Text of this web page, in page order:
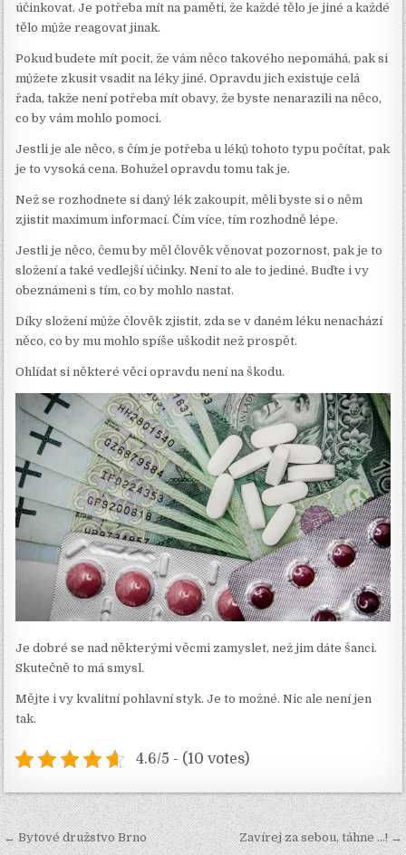
účinkovat. Je potřeba mít na paměti, že každé tělo je jiné a každé
tělo může reagovat jinak.
Pokud budete mít pocit, že vám něco takového nepomáhá, pak si
můžete zkusit vsadit na léky jiné. Opravdu jich existuje celá
řada, takže není potřeba mít obavy, že byste nenarazili na něco,
co by vám mohlo pomoci.
Jestli je ale něco, s čím je potřeba u léků tohoto typu počítat, pak
je to vysoká cena. Bohužel opravdu tomu tak je.
Než se rozhodnete si daný lék zakoupit, měli byste si o něm
zjistit maximum informací. Čím více, tím rozhodně lépe.
Jestli je něco, čemu by měl člověk věnovat pozornost, pak je to
složení a také vedlejší účinky. Není to ale to jediné. Buďte i vy
obeznámeni s tím, co by mohlo nastat.
Díky složení může člověk zjistit, zda se v daném léku nenachází
něco, co by mu mohlo spíše uškodit než prospět.
Ohlídat si některé věci opravdu není na škodu.
Je dobré se nad některými věcmi zamyslet, než jim dáte šanci.
Skutečně to má smysl.
Mějte i vy kvalitní pohlavní styk. Je to možné. Nic ale není jen
tak.
4.6/5 - (10 votes)
Navigace
← Bytové družstvo Brno Zavírej za sebou, táhne …! →